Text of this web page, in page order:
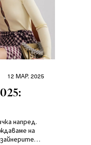
12 МАР. 2025
напред.
на